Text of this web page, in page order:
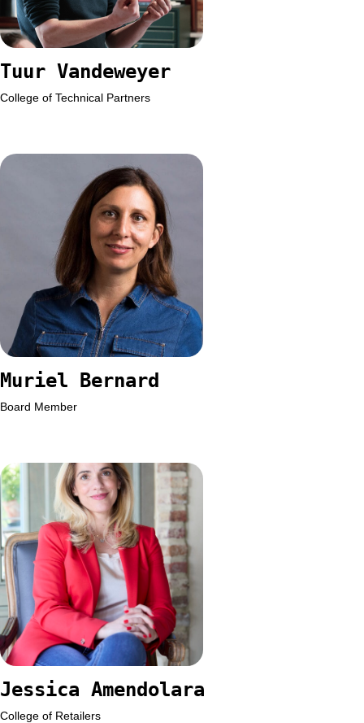
Tuur Vandeweyer
College of Technical Partners
Muriel Bernard
Board Member
Jessica Amendolara
College of Retailers